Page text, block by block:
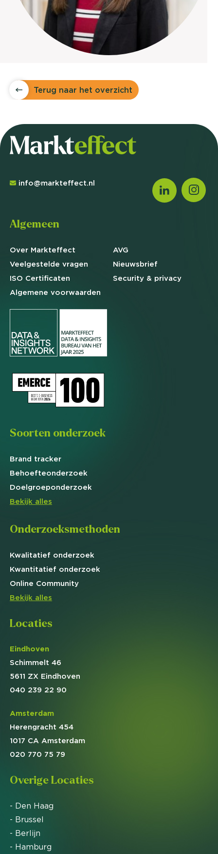
Terug naar het overzicht
info@markteffect.nl
Algemeen
Over Markteffect
Veelgestelde vragen
ISO Certificaten
Algemene voorwaarden
AVG
Nieuwsbrief
Security & privacy
Soorten onderzoek
Brand tracker
Behoefteonderzoek
Doelgroeponderzoek
Bekijk alles
Onderzoeksmethoden
Kwalitatief onderzoek
Kwantitatief onderzoek
Online Community
Bekijk alles
Locaties
Eindhoven
Schimmelt 46
5611 ZX Eindhoven
040 239 22 90
Amsterdam
Herengracht 454
1017 CA Amsterdam
020 770 75 79
Overige Locaties
- Den Haag
- Brussel
- Berlijn
- Hamburg